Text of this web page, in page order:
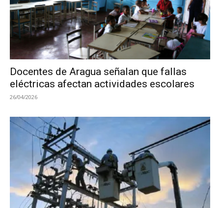
Docentes de Aragua señalan que fallas
eléctricas afectan actividades escolares
26/04/2026